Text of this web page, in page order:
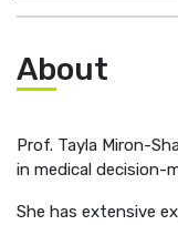
About
Prof. Tayla Miron-
in medical decision-
She has extensive